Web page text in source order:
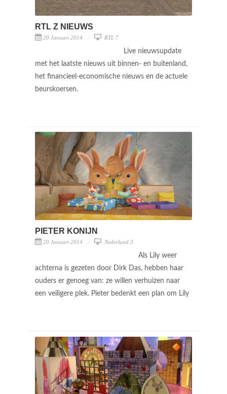
RTL Z NIEUWS
20 Januari 2014 RTL 7
Live nieuwsupdate
met het laatste nieuws uit binnen- en buitenland,
het financieel-economische nieuws en de actuele
beurskoersen.
PIETER KONIJN
20 Januari 2014 Nederland 3
Als Lily weer
achterna is gezeten door Dirk Das, hebben haar
ouders er genoeg van: ze willen verhuizen naar
een veiligere plek. Pieter bedenkt een plan om Lily